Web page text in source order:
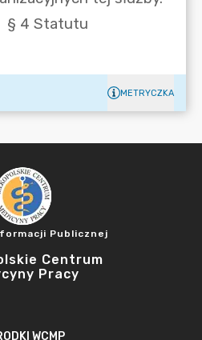
METRYCZKA
Publicznej
Centrum
Pracy
WCMP